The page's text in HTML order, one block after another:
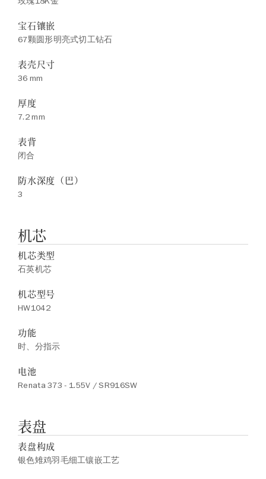
宝石镶嵌
67颗圆形明亮式切工钻石
表壳尺寸
36 mm
厚度
7.2 mm
表背
闭合
防水深度（巴）
3
机芯
机芯类型
石英机芯
机芯型号
HW1042
功能
时、分指示
电池
Renata 373 - 1.55V / SR916SW
表盘
表盘构成
银色雉鸡羽毛细工镶嵌工艺